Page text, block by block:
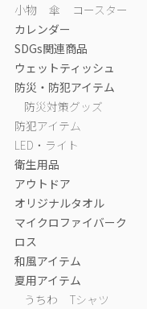
小物
傘
コースター
カレンダー
SDGs関連商品
ウェットティッシュ
防災・防犯アイテム
防災対策グッズ
防犯アイテム
LED・ライト
衛生用品
アウトドア
オリジナルタオル
マイクロファイバーク
ロス
和風アイテム
夏用アイテム
うちわ
Tシャツ